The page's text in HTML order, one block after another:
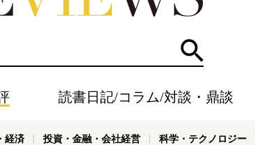
検索
読書日記/コラム/対談・鼎談
経済 投資・金融・会社経営 科学・テクノロジー